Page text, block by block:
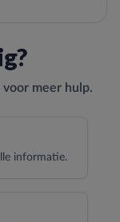
meer hulp.
informatie.